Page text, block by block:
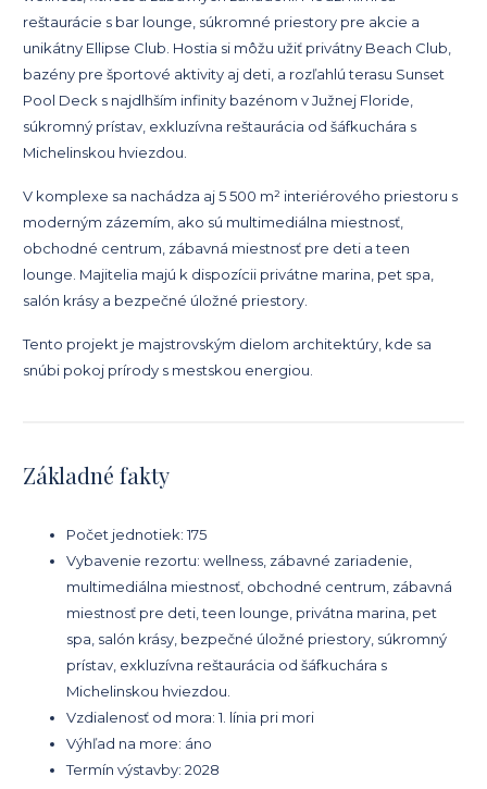
reštaurácie s bar lounge, súkromné ​​priestory pre akcie a
unikátny Ellipse Club. Hostia si môžu užiť privátny Beach Club,
bazény pre športové aktivity aj deti, a rozľahlú terasu Sunset
Pool Deck s najdlhším infinity bazénom v Južnej Floride,
súkromný prístav, exkluzívna reštaurácia od šáfkuchára s
Michelinskou hviezdou.
V komplexe sa nachádza aj 5 500 m² interiérového priestoru s
moderným zázemím, ako sú multimediálna miestnosť,
obchodné centrum, zábavná miestnosť pre deti a teen
lounge. Majitelia majú k dispozícii privátne marina, pet spa,
salón krásy a bezpečné úložné priestory.
Tento projekt je majstrovským dielom architektúry, kde sa
snúbi pokoj prírody s mestskou energiou.
Základné fakty
Počet jednotiek: 175
Vybavenie rezortu: wellness, zábavné zariadenie,
multimediálna miestnosť, obchodné centrum, zábavná
miestnosť pre deti, teen lounge, privátna marina, pet
spa, salón krásy, bezpečné úložné priestory, súkromný
prístav, exkluzívna reštaurácia od šáfkuchára s
Michelinskou hviezdou.
Vzdialenosť od mora: 1. línia pri mori
Výhľad na more: áno
Termín výstavby: 2028